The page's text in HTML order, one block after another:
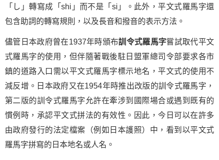
「し」轉寫成「shi」而不是「si」。此外，平文式羅馬字還
包含助詞的轉寫規則，以及長音和撥音的表示方法。
儘管日本政府曾在1937年時頒布訓令式羅馬字嘗試取代平文
式羅馬字的使用，但伴隨著戰後駐日盟軍總司令部要求各市
鎮的道路入口需以平文式羅馬字標示地名，平文式的使用不
減反增。日本政府又在1954年時推出改版的訓令式羅馬字，
第二版的訓令式羅馬字允許在牽涉到國際場合或遇到既有的
慣例時，承認平文式拼法的有效性。因此，今日可以在許多
由政府發行的法定檔案（例如日本護照）中，看到以平文式
羅馬字拼寫的日本地名或人名。